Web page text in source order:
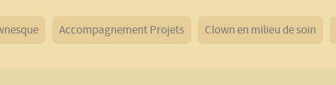
Accompagnement Projets Clown en milieu de soin